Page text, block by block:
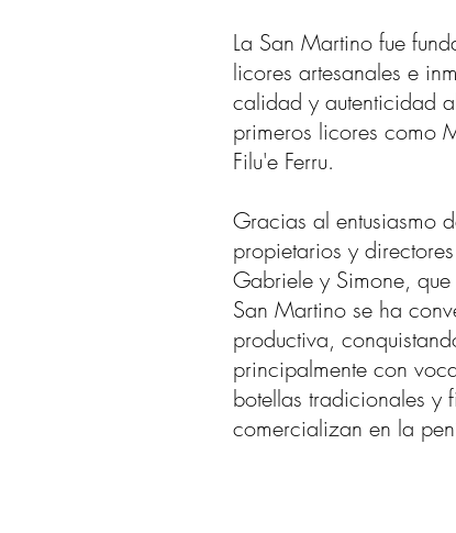
La San Martino fue
licores artesanales e
calidad y autenticidad
primeros licores como
Filu'e Ferru.
Gracias al entusiasmo
propietarios y
Gabriele y Simone,
San Martino se ha
productiva,
principalmente con
botellas tradicionales y
comercializan en la